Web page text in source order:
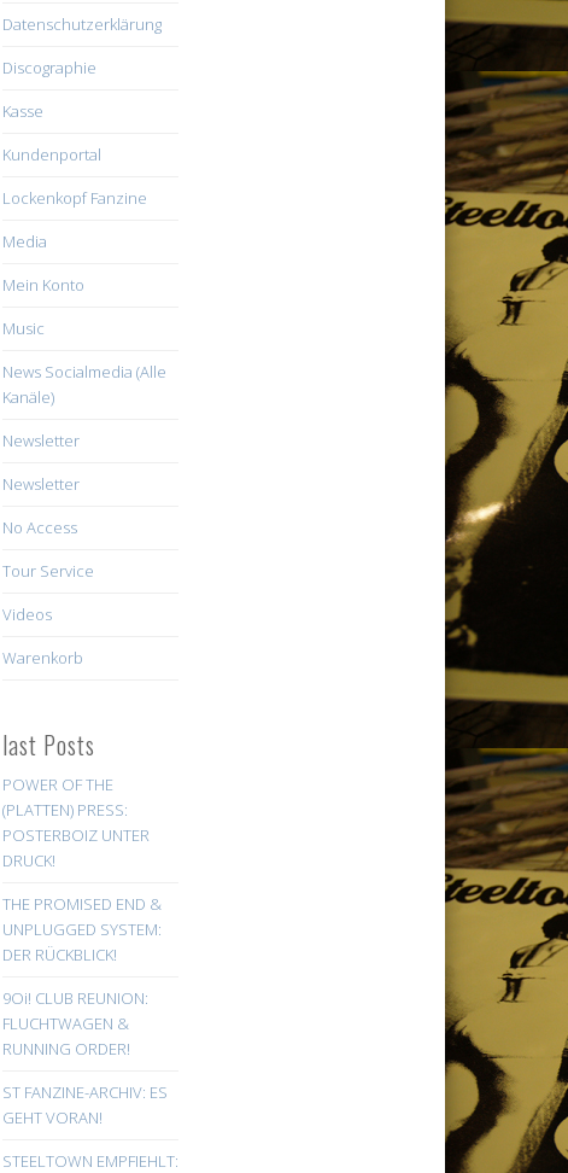
Datenschutzerklärung
Discographie
Kasse
Kundenportal
Lockenkopf Fanzine
Media
Mein Konto
Music
News Socialmedia (Alle
Kanäle)
Newsletter
Newsletter
No Access
Tour Service
Videos
Warenkorb
last Posts
POWER OF THE
(PLATTEN) PRESS:
POSTERBOIZ UNTER
DRUCK!
THE PROMISED END &
UNPLUGGED SYSTEM:
DER RÜCKBLICK!
9Oi! CLUB REUNION:
FLUCHTWAGEN &
RUNNING ORDER!
ST FANZINE-ARCHIV: ES
GEHT VORAN!
STEELTOWN EMPFIEHLT: